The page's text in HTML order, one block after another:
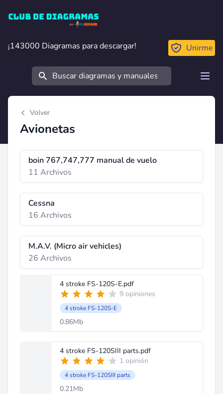
Club de Diagramas
¡143000 Diagramas para descargar!
¡143000 Diagramas para descargar! Unirme
Buscar
Volver
Avionetas
boin 767,747,777 manual de vuelo
11 Archivos
Cessna
16 Archivos
M.A.V. (Micro air vehicles)
26 Archivos
4 stroke FS-120S-E.pdf
9 opiniones
4 stroke FS-120S-E
0.86Mb
4 stroke FS-120SIII parts.pdf
1 opinión
4 stroke FS-120SIII parts
0.21Mb